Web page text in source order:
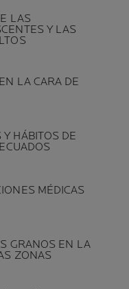
LAS
Y LAS
LA CARA DE
HÁBITOS DE
MÉDICAS
GRANOS EN LA
ZONAS